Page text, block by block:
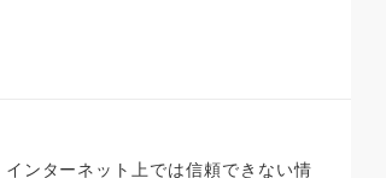
たします